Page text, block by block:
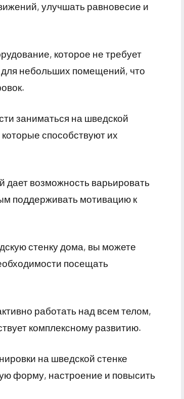
улучшать равновесие и
которое не требует
для небольших помещений, что
заниматься на шведской
способствуют их
возможность варьировать
поддерживать мотивацию к
стенку дома, вы можете
посещать
работать над всем телом,
комплексному развитию.
на шведской стенке
форму, настроение и повысить